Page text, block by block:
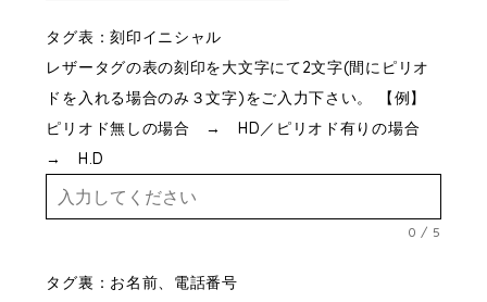
タグ表：刻印イニシャル
レザータグの表の刻印を大文字にて2文字(間にピリオ
ドを入れる場合のみ３文字)をご入力下さい。 【例】
ピリオド無しの場合 → HD／ピリオド有りの場合
→ H.D
0 / 5
タグ裏：お名前、電話番号